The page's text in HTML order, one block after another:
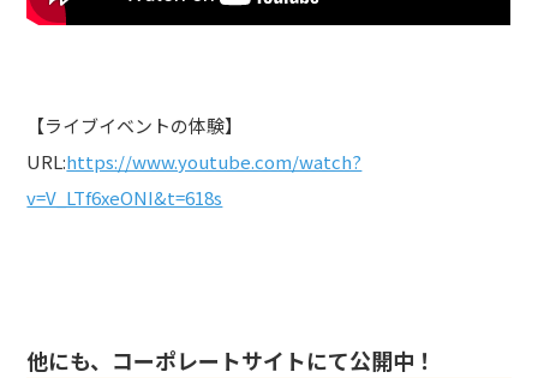
【ライブイベントの体験】
URL:https://www.youtube.com/watch?
v=V_LTf6xeONI&t=618s
他にも、コーポレートサイトにて公開中！